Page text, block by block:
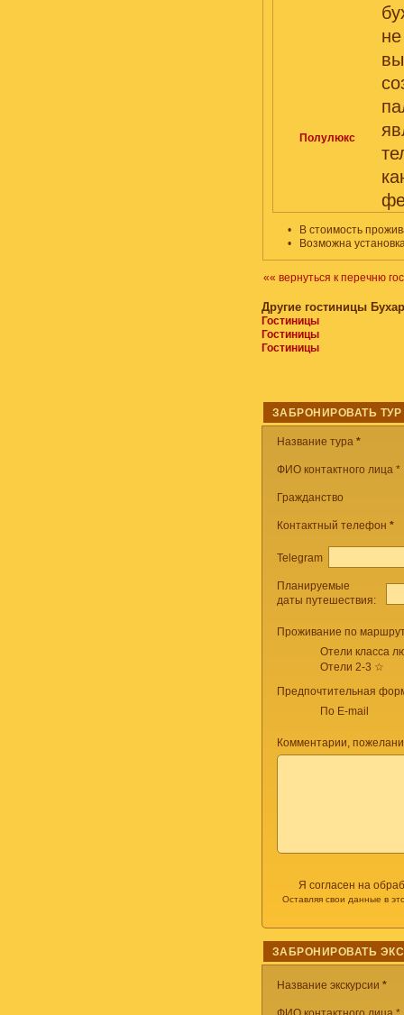
Полулюкс
•
В стоимость
•
Возможна
«« вернуться к перечню
Другие гостиницы
Гостиницы
Гостиницы
Гостиницы
ЗАБРОНИРОВАТЬ ТУР
Название тура *
ФИО контактного лица *
Гражданство
Контактный телефон *
Telegram
Планируемые
даты путешествия:
Проживание по
Отели класса
Отели 2-3 ☆
Предпочтительная
По E-mail
Комментарии,
Я согласен на
Оставляя свои данные в
ЗАБРОНИРОВАТЬ
Название экскурсии *